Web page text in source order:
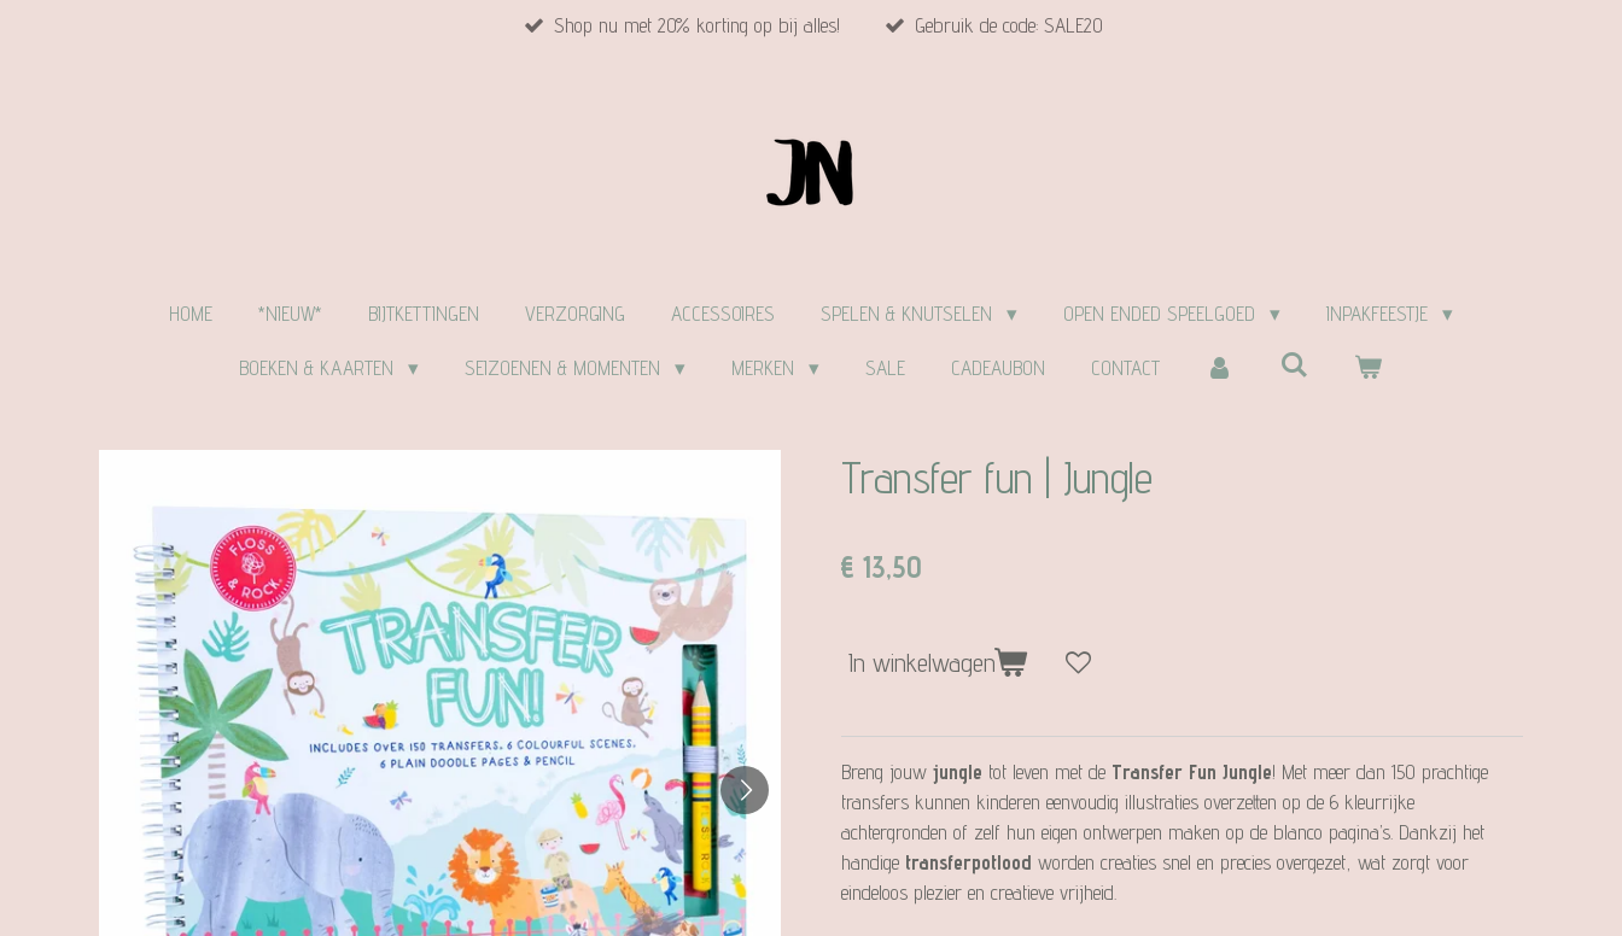
Shop nu met 20% korting op bij alles! Gebruik de code: SALE20
HOME *NIEUW* BIJTKETTINGEN VERZORGING ACCESSOIRES SPELEN & KNUTSELEN OPEN ENDED SPEELGOED INPAKFEESTJE
BOEKEN & KAARTEN SEIZOENEN & MOMENTEN MERKEN SALE CADEAUBON CONTACT
Transfer fun | Jungle
€ 13,50
In winkelwagen
Breng jouw jungle tot leven met de Transfer Fun Jungle! Met meer dan 150 prachtige
transfers kunnen kinderen eenvoudig illustraties overzetten op de 6 kleurrijke
achtergronden of zelf hun eigen ontwerpen maken op de blanco pagina’s. Dankzij het
handige transferpotlood worden creaties snel en precies overgezet, wat zorgt voor
eindeloos plezier en creatieve vrijheid.